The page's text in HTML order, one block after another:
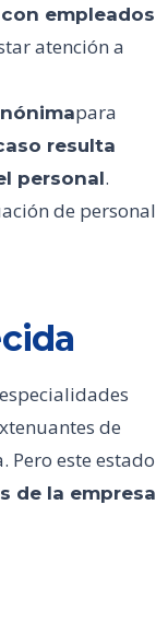
empleados
atención a
para
resulta
personal.
de personal
de
Pero este estado
de la empresa